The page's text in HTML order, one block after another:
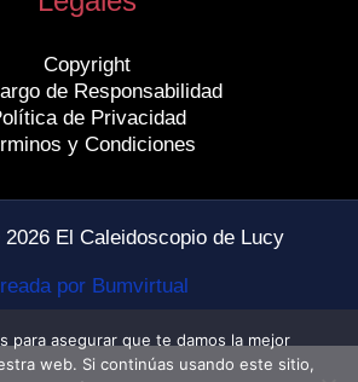
Copyright
de Responsabilidad
de Privacidad
y Condiciones
El Caleidoscopio de Lucy
por Bumvirtual
para asegurar que te damos la mejor
web. Si continúas usando este sitio,